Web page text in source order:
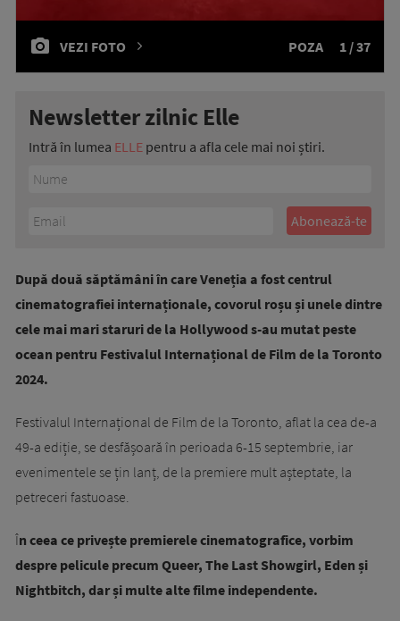
VEZI FOTO POZA 1 / 37
Newsletter zilnic Elle
Intră în lumea ELLE pentru a afla cele mai noi știri.
După două săptămâni în care Veneția a fost centrul
cinematografiei internaționale, covorul roșu și unele dintre
cele mai mari staruri de la Hollywood s-au mutat peste
ocean pentru Festivalul Internațional de Film de la Toronto
2024.
Festivalul Internațional de Film de la Toronto, aflat la cea de-a
49-a ediție, se desfășoară în perioada 6-15 septembrie, iar
evenimentele se țin lanț, de la premiere mult așteptate, la
petreceri fastuoase.
În ceea ce privește premierele cinematografice, vorbim
despre pelicule precum Queer, The Last Showgirl, Eden și
Nightbitch, dar și multe alte filme independente.